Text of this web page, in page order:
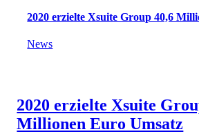
2020 erzielte Xsuite Group 40,6
News
2020 erzielte Xsuite
Millionen Euro Umsatz